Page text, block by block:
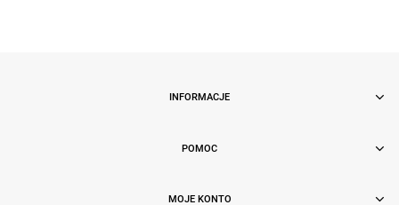
INFORMACJE
POMOC
MOJE KONTO